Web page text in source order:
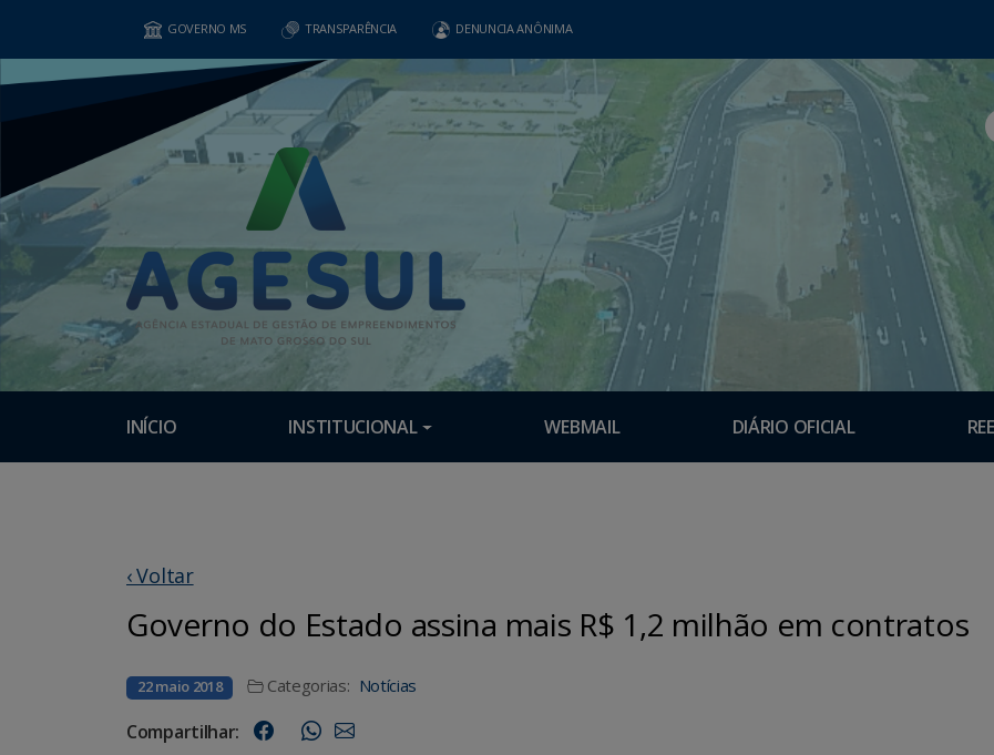
GOVERNO MS TRANSPARÊNCIA DENUNCIA ANÔNIMA
INÍCIO INSTITUCIONAL WEBMAIL DIÁRIO OFICIAL
‹ Voltar
Governo do Estado assina mais R$ 1,2 milhão em contratos
22 maio 2018 Categorias: Notícias
Compartilhar: